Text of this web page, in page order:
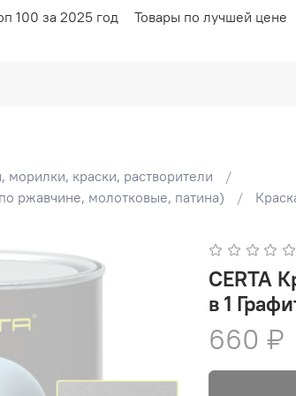
100 за 2025 год Товары по лучшей цене
2. Эмали, грунты, лаки, морилки, краски, растворители
ржавчине, молотковые, патина)
CERTA
в 1
660 ₽